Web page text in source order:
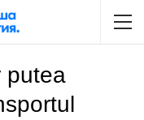
putea